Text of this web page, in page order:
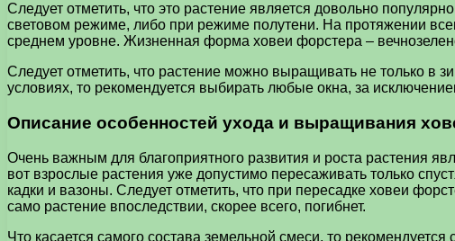
Следует отметить, что это растение является довольно
световом режиме, либо при режиме полутени. На протяжении
среднем уровне. Жизненная форма ховеи форстера –
Следует отметить, что растение можно выращивать не только в
условиях, то рекомендуется выбирать любые окна, за
Описание особенностей ухода и выращивания
Очень важным для благоприятного развития и роста растения
вот взрослые растения уже допустимо пересаживать только
кадки и вазоны. Следует отметить, что при пересадке ховеи
само растение впоследствии, скорее всего, погибнет.
Что касается самого состава земельной смеси, то